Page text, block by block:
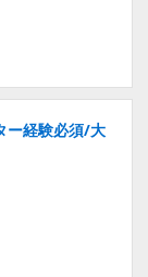
ー経験必須/大